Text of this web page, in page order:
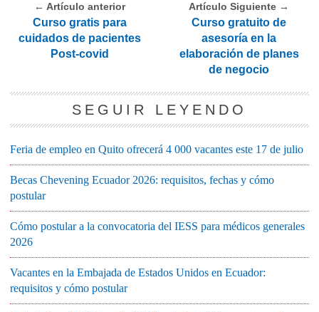
← Artículo anterior
Curso gratis para
cuidados de pacientes
Post-covid
Artículo Siguiente →
Curso gratuito de
asesoría en la
elaboración de planes
de negocio
SEGUIR LEYENDO
Feria de empleo en Quito ofrecerá 4 000 vacantes este 17 de julio
Becas Chevening Ecuador 2026: requisitos, fechas y cómo
postular
Cómo postular a la convocatoria del IESS para médicos generales
2026
Vacantes en la Embajada de Estados Unidos en Ecuador:
requisitos y cómo postular